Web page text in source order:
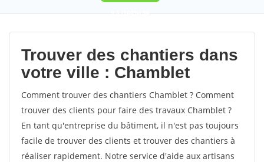
9,5(100%)56
votes
Trouver des chantiers dans
votre ville : Chamblet
Comment trouver des chantiers Chamblet ? Comment
trouver des clients pour faire des travaux Chamblet ?
En tant qu'entreprise du bâtiment, il n'est pas toujours
facile de trouver des clients et trouver des chantiers à
réaliser rapidement. Notre service d'aide aux artisans